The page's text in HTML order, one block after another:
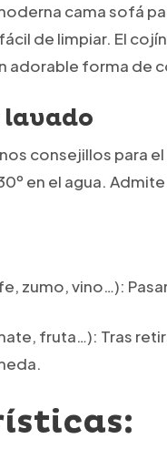
cama sofá
de limpiar. El
adorable forma de
lavado
consejillos para
en el agua.
zumo, vino…):
fruta…): Tras